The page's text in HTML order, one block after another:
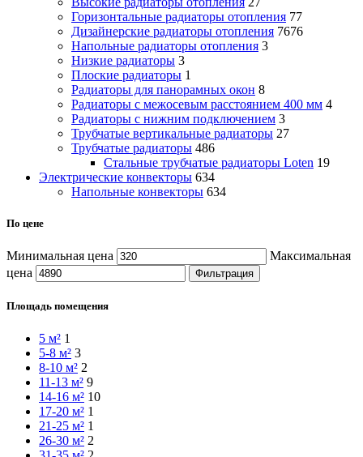
Горизонтальные радиаторы отопления 77
Дизайнерские радиаторы отопления 7676
Напольные радиаторы отопления 3
Низкие радиаторы 3
Плоские радиаторы 1
Радиаторы для панорамных окон 8
Радиаторы с межосевым расстоянием 400 мм 4
Радиаторы с нижним подключением 3
Трубчатые вертикальные радиаторы 27
Трубчатые радиаторы 486
Cтальные трубчатые радиаторы Loten 19
Электрические конвекторы 634
Напольные конвекторы 634
По цене
Минимальная цена
Максимальная
цена
Фильтрация
Площадь помещения
5 м² 1
5-8 м² 3
8-10 м² 2
11-13 м² 9
14-16 м² 10
17-20 м² 1
21-25 м² 1
26-30 м² 2